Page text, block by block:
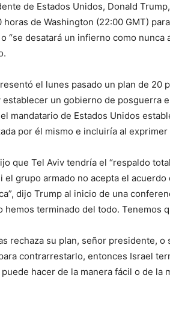
de Estados Unidos, Donald
horas de Washington (22:00 GMT)
o “se desatará un infierno como
el lunes pasado un plan de 20
establecer un gobierno de posguerra
mandatario de Estados Unidos
por él mismo e incluiría al
que Tel Aviv tendría el “respaldo
el grupo armado no acepta el
dijo Trump al inicio de una
hemos terminado del todo. Tenemos
rechaza su plan, señor presidente,
contrarrestarlo, entonces Israel
puede hacer de la manera fácil o de la